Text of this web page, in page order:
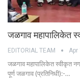
जळगाव महापालिकेत
EDITORIAL TEAM Apr
जळगाव महापालिकेत स्वीकृत
पूर्ण जळगाव (प्रतिनिधी):-…